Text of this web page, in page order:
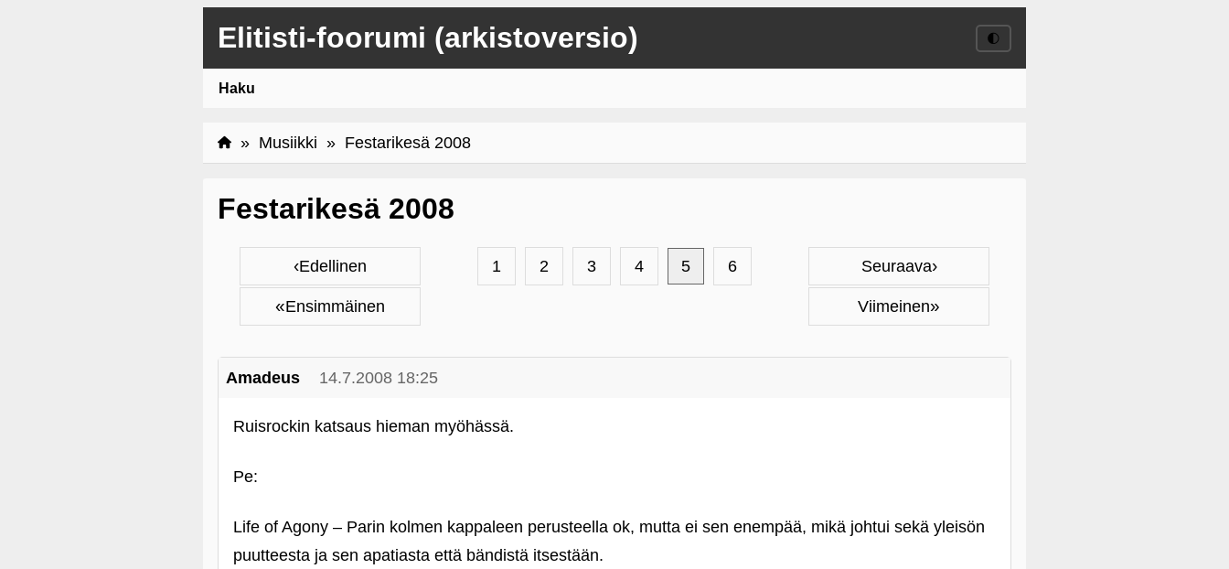
Elitisti-foorumi (arkistoversio) 🌓
Haku
» Musiikki » Festarikesä 2008
Festarikesä 2008
‹Edellinen
«Ensimmäinen
Seuraava›
Viimeinen»
1 2 3 4 5 6
Amadeus 14.7.2008 18:25
Ruisrockin katsaus hieman myöhässä.
Pe:
Life of Agony – Parin kolmen kappaleen perusteella ok, mutta ei sen enempää, mikä johtui sekä yleisön
puutteesta ja sen apatiasta että bändistä itsestään.